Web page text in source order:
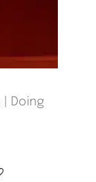
Doing